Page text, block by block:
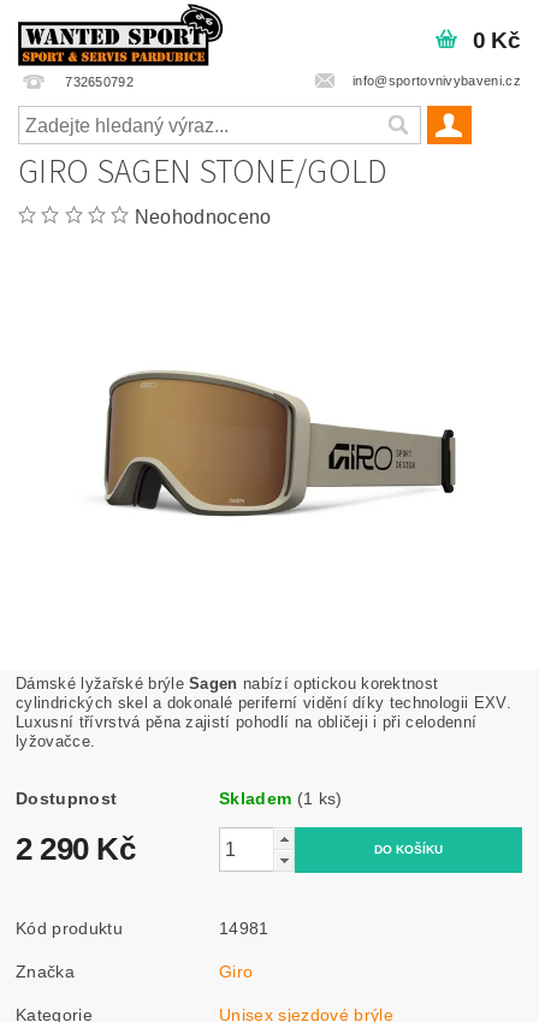
732650792 info@sportovnivybaveni.cz
0 Kč
GIRO SAGEN STONE/GOLD
Neohodnoceno
Dámské lyžařské brýleSagen nabízí optickou korektnost
cylindrických skel a dokonalé periferní vidění díky technologii EXV.
Luxusní třívrstvá pěna zajistí pohodlí na obličeji i při celodenní
lyžovačce.
Dostupnost Skladem (1 ks)
2 290 Kč
Kód produktu 14981
Značka Giro
Kategorie Unisex sjezdové brýle